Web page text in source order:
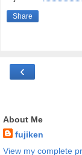
Share
‹
About Me
fujiken
View my complete